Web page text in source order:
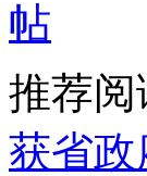
推荐阅
获省